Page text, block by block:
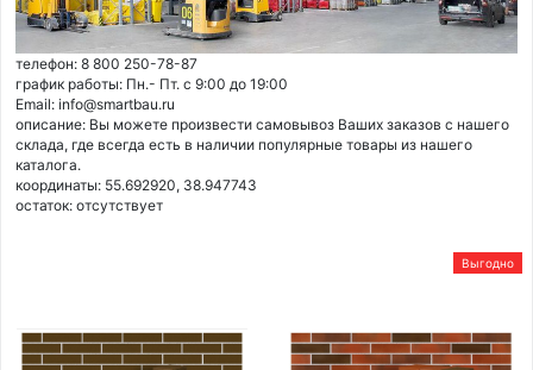
телефон: 8 800 250-78-87
график работы: Пн.- Пт. с 9:00 до 19:00
Email: info@smartbau.ru
описание: Вы можете произвести самовывоз Ваших заказов с нашего
склада, где всегда есть в наличии популярные товары из нашего
каталога.
координаты: 55.692920, 38.947743
остаток: отсутствует
Выгодно